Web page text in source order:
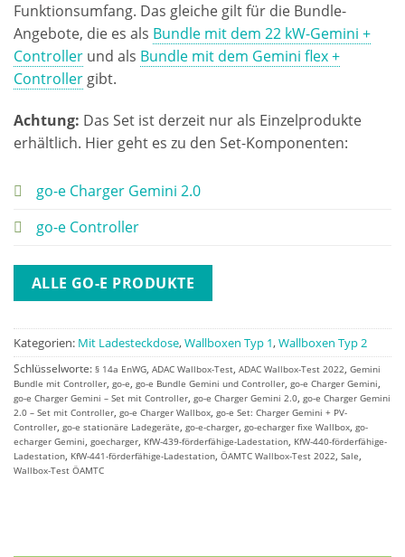
Funktionsumfang. Das gleiche gilt für die Bundle-
Angebote, die es als Bundle mit dem 22 kW-Gemini +
Controller und als Bundle mit dem Gemini flex +
Controller gibt.
Achtung: Das Set ist derzeit nur als Einzelprodukte
erhältlich. Hier geht es zu den Set-Komponenten:
go-e Charger Gemini 2.0
go-e Controller
ALLE GO-E PRODUKTE
Kategorien: Mit Ladesteckdose,Wallboxen Typ 1,Wallboxen Typ 2
Schlüsselworte: § 14a EnWG ADAC Wallbox-Test ADAC Wallbox-Test 2022 Gemini
Bundle mit Controller go-e go-e Bundle Gemini und Controller go-e Charger Gemini
go-e Charger Gemini – Set mit Controller go-e Charger Gemini 2.0 go-e Charger Gemini
2.0 – Set mit Controller go-e Charger Wallbox go-e Set: Charger Gemini + PV-
Controller go-e stationäre Ladegeräte go-e-charger go-echarger fixe Wallbox go-
echarger Gemini goecharger KfW-439-förderfähige-Ladestation KfW-440-förderfähige-
Ladestation KfW-441-förderfähige-Ladestation ÖAMTC Wallbox-Test 2022 Sale
Wallbox-Test ÖAMTC